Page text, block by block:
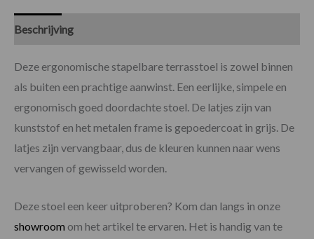
Beschrijving
Deze ergonomische stapelbare terrasstoel is zowel binnen
als buiten een prachtige aanwinst. Een eerlijke, simpele en
ergonomisch goed doordachte stoel. De latjes zijn van
kunststof en het metalen frame is gepoedercoat in grijs. De
latjes zijn vervangbaar, dus de kleuren kunnen naar wens
vervangen of gewisseld worden.
Deze stoel een keer uitproberen? Kom dan langs in onze
showroom om het artikel te ervaren. Het is handig van te